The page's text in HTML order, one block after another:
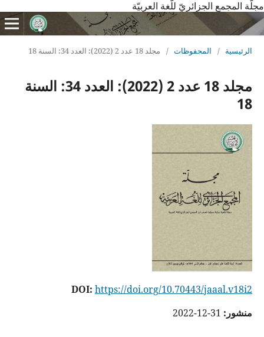
مجلّة المجمع الجزائريّ للّغة العربيّة
الرئيسية / المحفوظات / مجلد 18 عدد 2 (2022): العدد 34: السنة 18
مجلد 18 عدد 2 (2022): العدد 34: السنة
18
DOI:https://doi.org/10.70443/jaaal.v18i2
منشور: 31-12-2022